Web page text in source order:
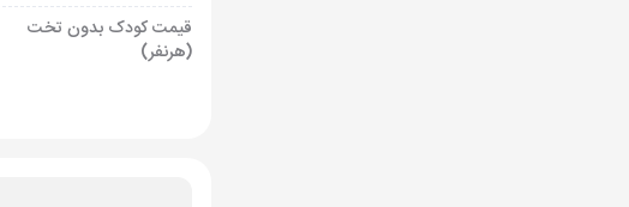
قیمت کودک بدون تخت
(هرنفر)